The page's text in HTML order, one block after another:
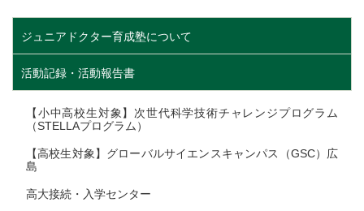
ジュニアドクター育成塾について
活動記録・活動報告書
【小中高校生対象】次世代科学技術チャレンジプログラム
（STELLAプログラム）
【高校生対象】グローバルサイエンスキャンパス（GSC）広
島
高大接続・入学センター